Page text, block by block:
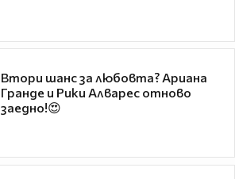
Втори шанс за любовта? Ариана
Гранде и Рики Алварес отново
заедно!😍